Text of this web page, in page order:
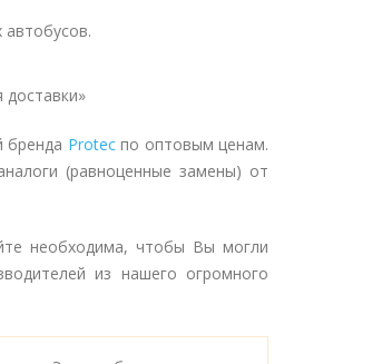
бренда Protecпо оптовым ценам.
(равноценные замены) от
необходима, чтобы Вы могли
из нашего огромного